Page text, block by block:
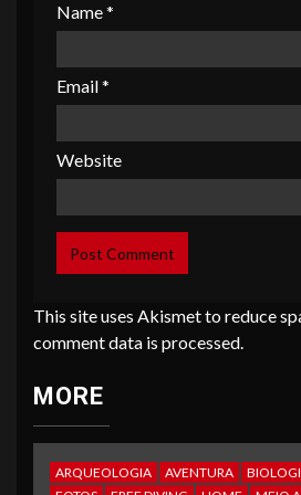
Name*
Email*
Website
This site uses Akismet to reduce
comment data is processed.
MORE
ARQUEOLOGIA AVENTURA